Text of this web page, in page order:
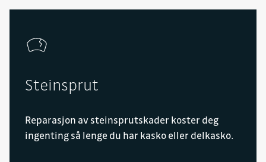
Steinsprut
Reparasjon av steinsprutskader koster deg
ingenting så lenge du har kasko eller delkasko.